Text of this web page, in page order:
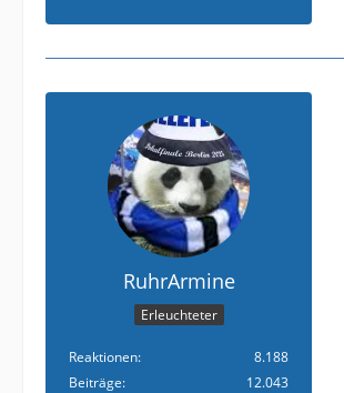
RuhrArmine
Erleuchteter
Reaktionen
8.188
Beiträge
12.043